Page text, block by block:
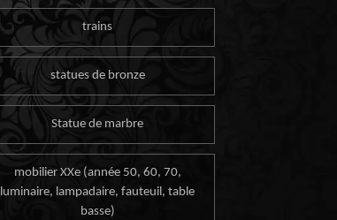
trains
statues de bronze
Statue de marbre
mobilier XXe (année 50, 60, 70,
luminaire, lampadaire, fauteuil, table
basse)